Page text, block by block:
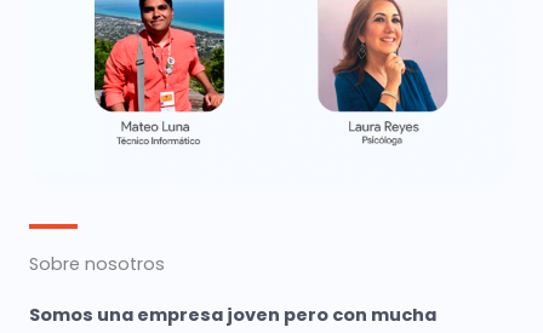
Sobre nosotros
Somos una empresa joven pero con mucha